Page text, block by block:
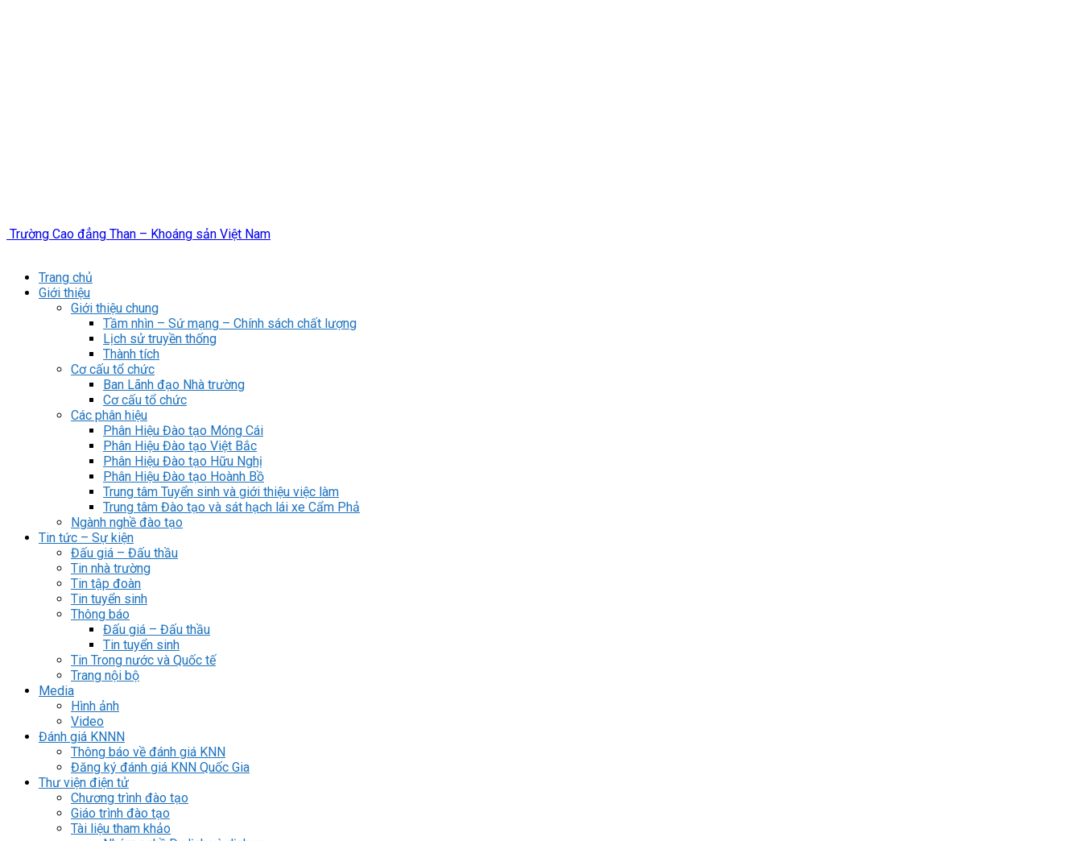
Trường Cao đẳng Than – Khoáng sản Việt Nam
Trang chủ
Giới thiệu
Giới thiệu chung
Tầm nhìn – Sứ mạng – Chính sách chất lượng
Lịch sử truyền thống
Thành tích
Cơ cấu tổ chức
Ban Lãnh đạo Nhà trường
Cơ cấu tổ chức
Các phân hiệu
Phân Hiệu Đào tạo Móng Cái
Phân Hiệu Đào tạo Việt Bắc
Phân Hiệu Đào tạo Hữu Nghị
Phân Hiệu Đào tạo Hoành Bồ
Trung tâm Tuyển sinh và giới thiệu việc làm
Trung tâm Đào tạo và sát hạch lái xe Cẩm Phả
Ngành nghề đào tạo
Tin tức – Sự kiện
Đấu giá – Đấu thầu
Tin nhà trường
Tin tập đoàn
Tin tuyển sinh
Thông báo
Đấu giá – Đấu thầu
Tin tuyển sinh
Tin Trong nước và Quốc tế
Trang nội bộ
Media
Hình ảnh
Video
Đánh giá KNNN
Thông báo về đánh giá KNN
Đăng ký đánh giá KNN Quốc Gia
Thư viện điện tử
Chương trình đào tạo
Giáo trình đào tạo
Tài liệu tham khảo